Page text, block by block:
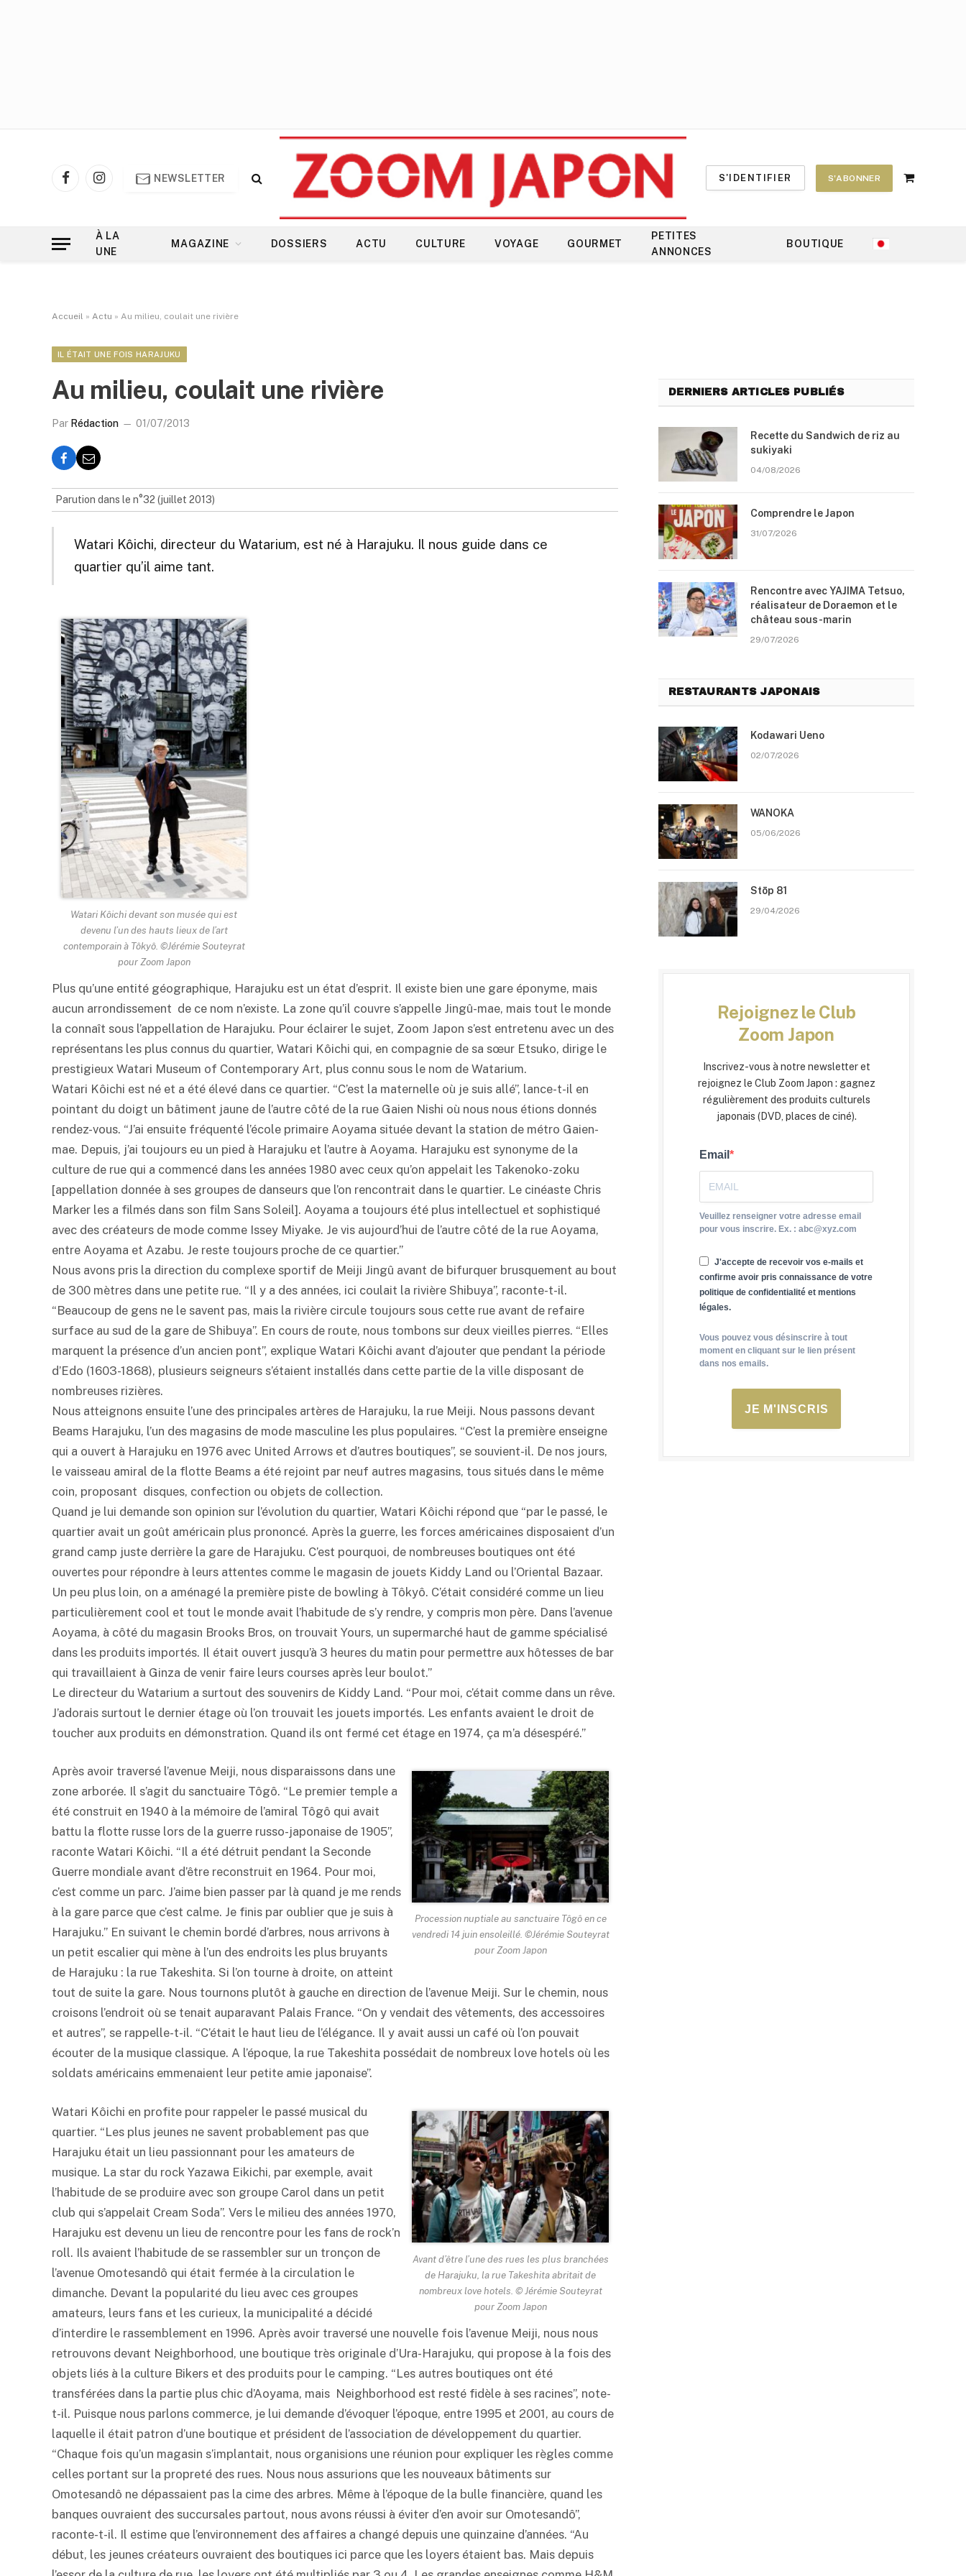
FacebookInstagram
NEWSLETTER S'IDENTIFIER S'ABONNER
Shopping
À LA
UNE
MAGAZINE DOSSIERS ACTU CULTURE VOYAGE GOURMET
PETITES
ANNONCES
BOUTIQUE
Accueil » Actu » Au milieu, coulait une rivière
IL ÉTAIT UNE FOIS HARAJUKU
Au milieu, coulait une rivière
Par Rédaction 01/07/2013
Parution dans le n°32 (juillet 2013)
Watari Kôichi, directeur du Watarium, est né à Harajuku. Il nous guide dans ce
quartier qu’il aime tant.
Watari Kôichi devant son musée qui est
devenu l’un des hauts lieux de l’art
contemporain à Tôkyô. ©Jérémie Souteyrat
pour Zoom Japon
Plus qu’une entité géographique, Harajuku est un état d’esprit. Il existe bien une gare éponyme, mais
aucun arrondissement de ce nom n’existe. La zone qu’il couvre s’appelle Jingû-mae, mais tout le monde
la connaît sous l’appellation de Harajuku. Pour éclairer le sujet, Zoom Japon s’est entretenu avec un des
représentans les plus connus du quartier, Watari Kôichi qui, en compagnie de sa sœur Etsuko, dirige le
prestigieux Watari Museum of Contemporary Art, plus connu sous le nom de Watarium.
Watari Kôichi est né et a été élevé dans ce quartier. “C’est la maternelle où je suis allé”, lance-t-il en
pointant du doigt un bâtiment jaune de l’autre côté de la rue Gaien Nishi où nous nous étions donnés
rendez-vous. “J’ai ensuite fréquenté l’école primaire Aoyama située devant la station de métro Gaien-
mae. Depuis, j’ai toujours eu un pied à Harajuku et l’autre à Aoyama. Harajuku est synonyme de la
culture de rue qui a commencé dans les années 1980 avec ceux qu’on appelait les Takenoko-zoku
[appellation donnée à ses groupes de danseurs que l’on rencontrait dans le quartier. Le cinéaste Chris
Marker les a filmés dans son film Sans Soleil]. Aoyama a toujours été plus intellectuel et sophistiqué
avec des créateurs de mode comme Issey Miyake. Je vis aujourd’hui de l’autre côté de la rue Aoyama,
entre Aoyama et Azabu. Je reste toujours proche de ce quartier.”
Nous avons pris la direction du complexe sportif de Meiji Jingû avant de bifurquer brusquement au bout
de 300 mètres dans une petite rue. “Il y a des années, ici coulait la rivière Shibuya”, raconte-t-il.
“Beaucoup de gens ne le savent pas, mais la rivière circule toujours sous cette rue avant de refaire
surface au sud de la gare de Shibuya”. En cours de route, nous tombons sur deux vieilles pierres. “Elles
marquent la présence d’un ancien pont”, explique Watari Kôichi avant d’ajouter que pendant la période
d’Edo (1603-1868), plusieurs seigneurs s’étaient installés dans cette partie de la ville disposant de
nombreuses rizières.
Nous atteignons ensuite l’une des principales artères de Harajuku, la rue Meiji. Nous passons devant
Beams Harajuku, l’un des magasins de mode masculine les plus populaires. “C’est la première enseigne
qui a ouvert à Harajuku en 1976 avec United Arrows et d’autres boutiques”, se souvient-il. De nos jours,
le vaisseau amiral de la flotte Beams a été rejoint par neuf autres magasins, tous situés dans le même
coin, proposant disques, confection ou objets de collection.
Quand je lui demande son opinion sur l’évolution du quartier, Watari Kôichi répond que “par le passé, le
quartier avait un goût américain plus prononcé. Après la guerre, les forces américaines disposaient d’un
grand camp juste derrière la gare de Harajuku. C’est pourquoi, de nombreuses boutiques ont été
ouvertes pour répondre à leurs attentes comme le magasin de jouets Kiddy Land ou l’Oriental Bazaar.
Un peu plus loin, on a aménagé la première piste de bowling à Tôkyô. C’était considéré comme un lieu
particulièrement cool et tout le monde avait l’habitude de s’y rendre, y compris mon père. Dans l’avenue
Aoyama, à côté du magasin Brooks Bros, on trouvait Yours, un supermarché haut de gamme spécialisé
dans les produits importés. Il était ouvert jusqu’à 3 heures du matin pour permettre aux hôtesses de bar
qui travaillaient à Ginza de venir faire leurs courses après leur boulot.”
Le directeur du Watarium a surtout des souvenirs de Kiddy Land. “Pour moi, c’était comme dans un rêve.
J’adorais surtout le dernier étage où l’on trouvait les jouets importés. Les enfants avaient le droit de
toucher aux produits en démonstration. Quand ils ont fermé cet étage en 1974, ça m’a désespéré.”
Procession nuptiale au sanctuaire Tôgô en ce
vendredi 14 juin ensoleillé. ©Jérémie Souteyrat
pour Zoom Japon
Après avoir traversé l’avenue Meiji, nous disparaissons dans une
zone arborée. Il s’agit du sanctuaire Tôgô. “Le premier temple a
été construit en 1940 à la mémoire de l’amiral Tôgô qui avait
battu la flotte russe lors de la guerre russo-japonaise de 1905”,
raconte Watari Kôichi. “Il a été détruit pendant la Seconde
Guerre mondiale avant d’être reconstruit en 1964. Pour moi,
c’est comme un parc. J’aime bien passer par là quand je me rends
à la gare parce que c’est calme. Je finis par oublier que je suis à
Harajuku.” En suivant le chemin bordé d’arbres, nous arrivons à
un petit escalier qui mène à l’un des endroits les plus bruyants
de Harajuku : la rue Takeshita. Si l’on tourne à droite, on atteint
tout de suite la gare. Nous tournons plutôt à gauche en direction de l’avenue Meiji. Sur le chemin, nous
croisons l’endroit où se tenait auparavant Palais France. “On y vendait des vêtements, des accessoires
et autres”, se rappelle-t-il. “C’était le haut lieu de l’élégance. Il y avait aussi un café où l’on pouvait
écouter de la musique classique. A l’époque, la rue Takeshita possédait de nombreux love hotels où les
soldats américains emmenaient leur petite amie japonaise”.
Avant d’être l’une des rues les plus branchées
de Harajuku, la rue Takeshita abritait de
nombreux love hotels. © Jérémie Souteyrat
pour Zoom Japon
Watari Kôichi en profite pour rappeler le passé musical du
quartier. “Les plus jeunes ne savent probablement pas que
Harajuku était un lieu passionnant pour les amateurs de
musique. La star du rock Yazawa Eikichi, par exemple, avait
l’habitude de se produire avec son groupe Carol dans un petit
club qui s’appelait Cream Soda”. Vers le milieu des années 1970,
Harajuku est devenu un lieu de rencontre pour les fans de rock’n
roll. Ils avaient l’habitude de se rassembler sur un tronçon de
l’avenue Omotesandô qui était fermée à la circulation le
dimanche. Devant la popularité du lieu avec ces groupes
amateurs, leurs fans et les curieux, la municipalité a décidé
d’interdire le rassemblement en 1996. Après avoir traversé une nouvelle fois l’avenue Meiji, nous nous
retrouvons devant Neighborhood, une boutique très originale d’Ura-Harajuku, qui propose à la fois des
objets liés à la culture Bikers et des produits pour le camping. “Les autres boutiques ont été
transférées dans la partie plus chic d’Aoyama, mais Neighborhood est resté fidèle à ses racines”, note-
t-il. Puisque nous parlons commerce, je lui demande d’évoquer l’époque, entre 1995 et 2001, au cours de
laquelle il était patron d’une boutique et président de l’association de développement du quartier.
“Chaque fois qu’un magasin s’implantait, nous organisions une réunion pour expliquer les règles comme
celles portant sur la propreté des rues. Nous nous assurions que les nouveaux bâtiments sur
Omotesandô ne dépassaient pas la cime des arbres. Même à l’époque de la bulle financière, quand les
banques ouvraient des succursales partout, nous avons réussi à éviter d’en avoir sur Omotesandô”,
raconte-t-il. Il estime que l’environnement des affaires a changé depuis une quinzaine d’années. “Au
début, les jeunes créateurs ouvraient des boutiques ici parce que les loyers étaient bas. Mais depuis
DERNIERS ARTICLES PUBLIÉS
Recette du Sandwich de riz au
sukiyaki
04/08/2026
Comprendre le Japon
31/07/2026
Rencontre avec YAJIMA Tetsuo,
réalisateur de Doraemon et le
château sous-marin
29/07/2026
RESTAURANTS JAPONAIS
Kodawari Ueno
02/07/2026
WANOKA
05/06/2026
Stōp 81
29/04/2026
Rejoignez le Club
Zoom Japon
Inscrivez-vous à notre newsletter et
rejoignez le Club Zoom Japon : gagnez
régulièrement des produits culturels
japonais (DVD, places de ciné).
Email
Veuillez renseigner votre adresse email
pour vous inscrire. Ex. : abc@xyz.com
J'accepte de recevoir vos e-mails et
confirme avoir pris connaissance de votre
politique de confidentialité et mentions
légales.
Vous pouvez vous désinscrire à tout
moment en cliquant sur le lien présent
dans nos emails.
JE M'INSCRIS